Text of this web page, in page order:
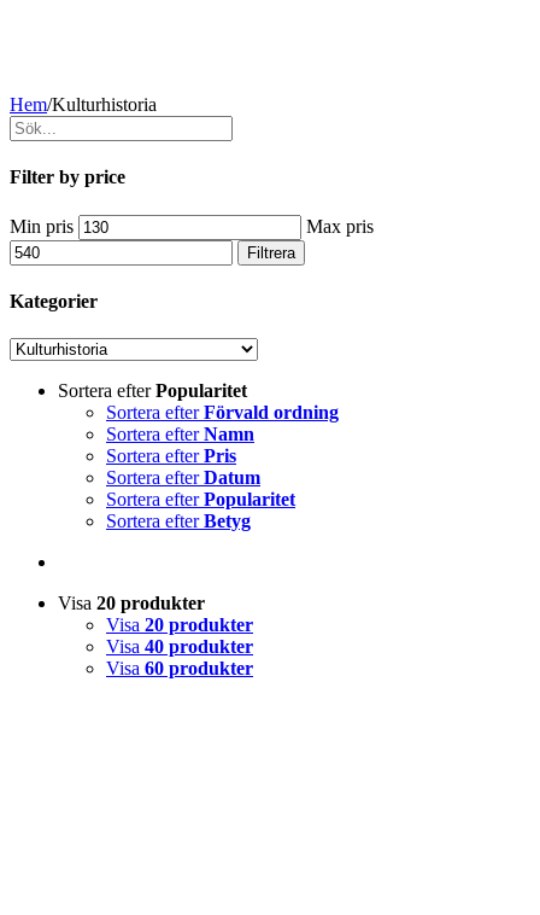
Hem/Kulturhistoria
Filter by price
Min pris Max pris
Filtrera
Kategorier
Sortera efterPopularitet
Sortera efterFörvald ordning
Sortera efterNamn
Sortera efterPris
Sortera efterDatum
Sortera efterPopularitet
Sortera efterBetyg
Visa 20 produkter
Visa 20 produkter
Visa 40 produkter
Visa 60 produkter